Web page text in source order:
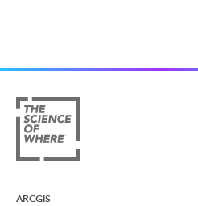
ARCGIS